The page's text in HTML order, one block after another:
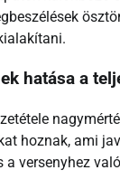
hatása a
hoznak, ami
versenyhez